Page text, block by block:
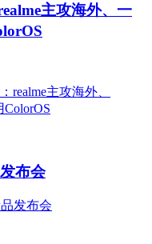
主攻海外、一
布会